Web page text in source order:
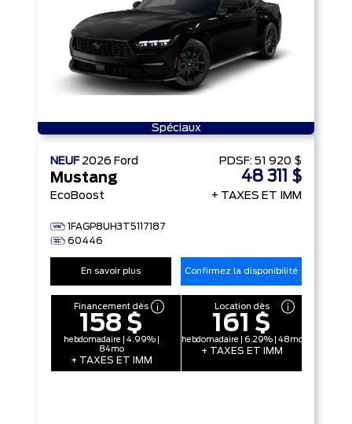
Spéciaux
NEUF 2026 Ford
Mustang
EcoBoost
1FAGP8UH3T5117187
60446
PDSF: 51 920 $
48 311 $
+ TAXES ET IMM
En savoir plus Confirmez la disponibilité
Financement dès
158 $
hebdomadaire | 4.99% |
84mo
+ TAXES ET IMM
Location dès
161 $
hebdomadaire | 6.29% | 48mo
+ TAXES ET IMM